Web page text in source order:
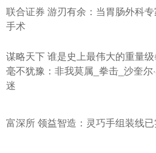
联合证券 游刃有余：当胃肠外科
手术
谋略天下 谁是史上最伟大的重量
毫不犹豫：非我莫属_拳击_沙奎尔
迷
富深所 领益智造：灵巧手组装线